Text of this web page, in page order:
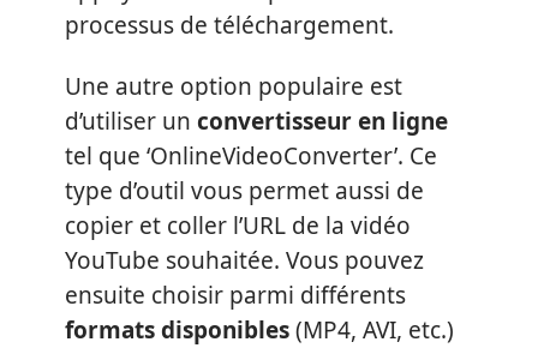
processus de téléchargement.
Une autre option populaire est
d’utiliser un convertisseur en ligne
tel que ‘OnlineVideoConverter’. Ce
type d’outil vous permet aussi de
copier et coller l’URL de la vidéo
YouTube souhaitée. Vous pouvez
ensuite choisir parmi différents
formats disponibles(MP4, AVI, etc.)